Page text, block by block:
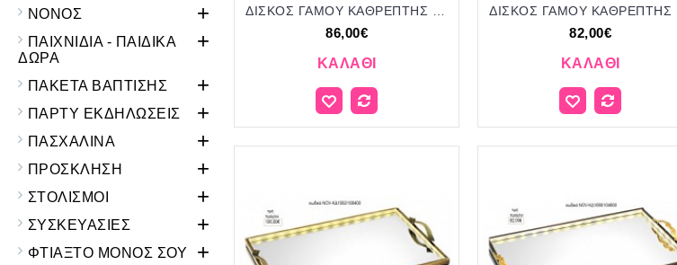
ΝΟΝΟΣ +
ΠΑΙΧΝΙΔΙΑ - ΠΑΙΔΙΚΑ
ΔΩΡΑ
+
ΠΑΚΕΤΑ ΒΑΠΤΙΣΗΣ +
ΠΑΡΤΥ ΕΚΔΗΛΩΣΕΙΣ +
ΠΑΣΧΑΛΙΝΑ +
ΠΡΟΣΚΛΗΣΗ +
ΣΤΟΛΙΣΜΟΙ +
ΣΥΣΚΕΥΑΣΙΕΣ +
ΦΤΙΑΞΤΟ ΜΟΝΟΣ ΣΟΥ +
ΔΙΣΚΟΣ ΓΑΜΟΥ ΚΑΘΡΕΠΤΗΣ ΚΥΜΑΤΙΣΤΟ ΜΕΤΑΛΛΟ ΧΡΩΜΑ ΑΣΗΜΙ NOV-ΚΔ1012/204700 86.00€!!!
86,00€
ΚΑΛΆΘΙ
82,00€
ΚΑΛΆΘΙ